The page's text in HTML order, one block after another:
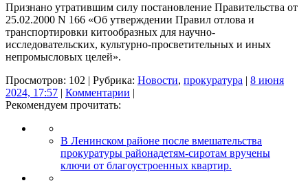
Признано утратившим силу постановление Правительства от
25.02.2000 N 166 «Об утверждении Правил отлова и
транспортировки китообразных для научно-
исследовательских, культурно-просветительных и иных
непромысловых целей».
Просмотров: 102 | Рубрика: Новости, прокуратура | 8 июня
2024, 17:57 | Комментарии |
Рекомендуем прочитать:
В Ленинском районе после вмешательства
прокуратуры районадетям-сиротам вручены
ключи от благоустроенных квартир.